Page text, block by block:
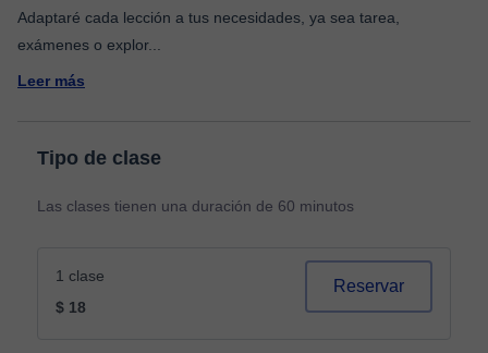
Adaptaré cada lección a tus necesidades, ya sea tarea,
exámenes o explor...
Leer más
Tipo de clase
Las clases tienen una duración de 60 minutos
1 clase
$ 18
Reservar